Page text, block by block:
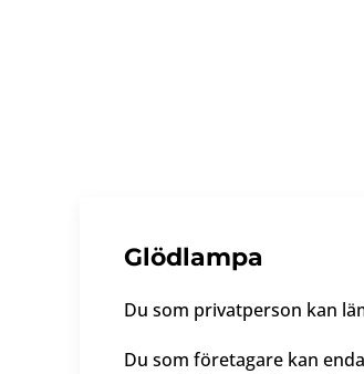
Glödlampa
Du som privatperson kan
Du som företagare kan